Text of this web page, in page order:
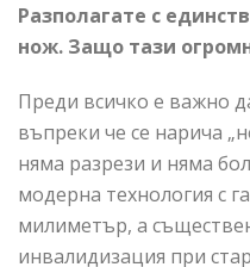
Разполагате с
нож. Защо тази
Преди всичко е важно
въпреки че се нарича
няма разрези и няма
модерна технология с
милиметър, а
инвалидизация при